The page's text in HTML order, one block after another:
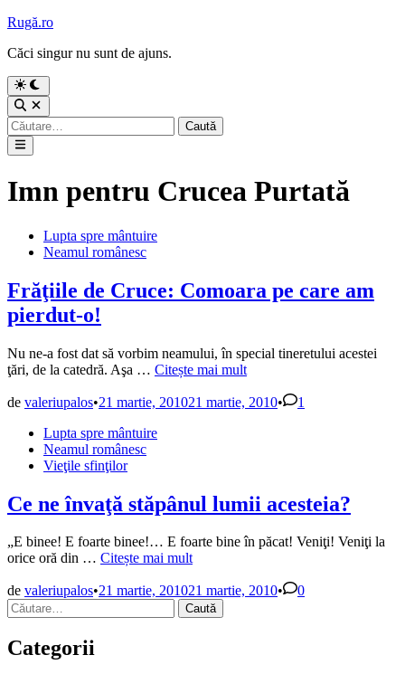
Sari
conținut
Rugă.ro
Căci singur nu sunt de ajuns.
Comută
la
modul
întunecat
Deschide
căutarea
Caută
după:
Meniu
principal
Imn pentru Crucea Purtată
PublicatLupta spre mântuire
Neamul românesc
Frăţiile de Cruce: Comoara pe care am
pierdut-o!
Nu ne-a fost dat să vorbim neamului, în special tineretului acestei
ţări, de la catedră. Aşa … Frăţiile
Cruce:
pe
o!
Citește mai mult
de valeriupalos•21 martie, 201021 martie, 2010•
1
PublicatLupta spre mântuire
Neamul românesc
Vieţile sfinţilor
Ce ne învaţă stăpânul lumii acesteia?
„E binee! E foarte binee!… E foarte bine în păcat! Veniţi! Veniţi la
orice oră din … Ce
învaţă
lumii
Citește mai mult
de valeriupalos•21 martie, 201021 martie, 2010•
0
Caută
după:
Categorii